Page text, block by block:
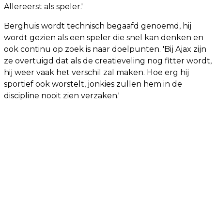
Allereerst als speler.'
Berghuis wordt technisch begaafd genoemd, hij
wordt gezien als een speler die snel kan denken en
ook continu op zoek is naar doelpunten. 'Bij Ajax zijn
ze overtuigd dat als de creatieveling nog fitter wordt,
hij weer vaak het verschil zal maken. Hoe erg hij
sportief ook worstelt, jonkies zullen hem in de
discipline nooit zien verzaken.'